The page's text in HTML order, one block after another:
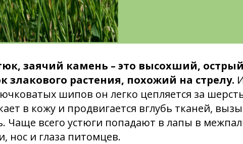
заячий камень – это высохший,
злакового растения, похожий на стрелу.
шипов он легко цепляется за
в кожу и продвигается вглубь тканей,
Чаще всего устюги попадают в лапы в
нос и глаза питомцев.